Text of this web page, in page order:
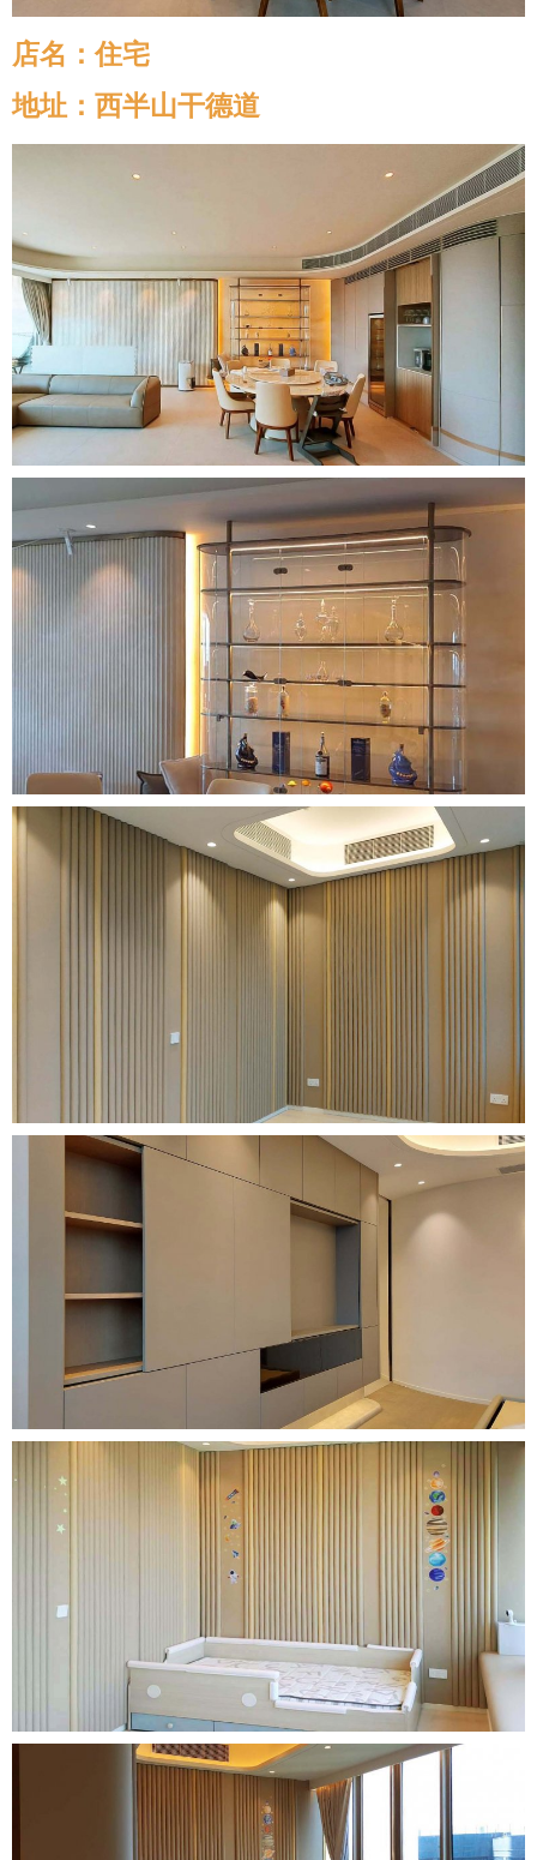
店名：住宅
地址：西半山干德道